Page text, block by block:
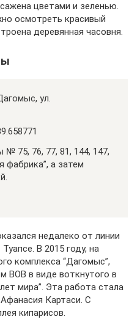
цветами и зеленью.
осмотреть красивый
деревянная часовня.
ул.
75, 76, 77, 81, 144, 147,
фабрика”, а затем
недалеко от линии
В 2015 году, на
комплекса “Дагомыс”,
ВОВ в виде воткнутого в
мира”. Эта работа стала
Картаси. С
кипарисов.